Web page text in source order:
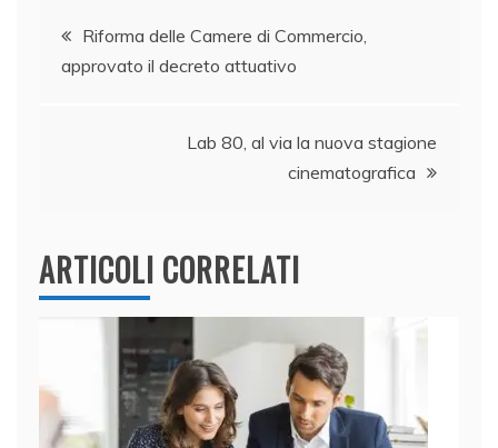
b
o
dI
n
A
p
vi
Navigazione
articoli
Riforma delle Camere di Commercio,
approvato il decreto attuativo
Lab 80, al via la nuova stagione
cinematografica
ARTICOLI CORRELATI